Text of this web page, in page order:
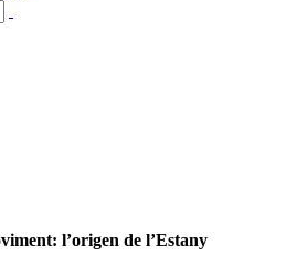
l’origen de l’Estany